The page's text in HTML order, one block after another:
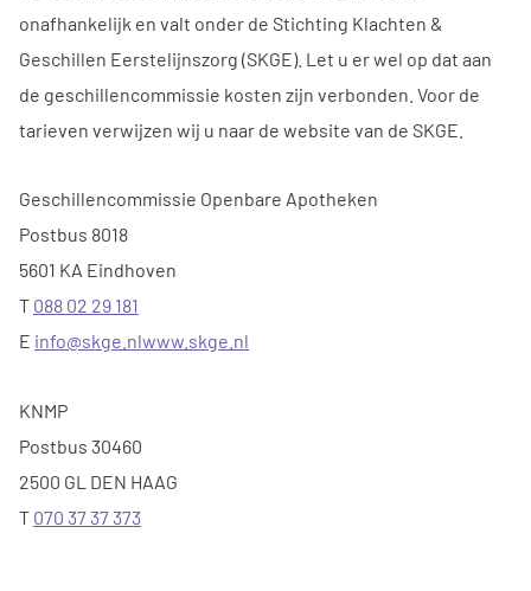
onafhankelijk en valt onder de Stichting Klachten &
Geschillen Eerstelijnszorg (SKGE). Let u er wel op dat aan
de geschillencommissie kosten zijn verbonden. Voor de
tarieven verwijzen wij u naar de website van de SKGE.
Geschillencommissie Openbare Apotheken
Postbus 8018
5601 KA Eindhoven
T 088 02 29 181
E info@skge.nlwww.skge.nl
KNMP
Postbus 30460
2500 GL DEN HAAG
T 070 37 37 373